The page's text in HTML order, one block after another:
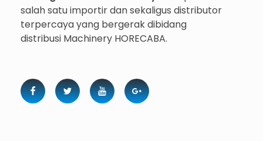
salah satu importir dan sekaligus distributor
terpercaya yang bergerak dibidang
distribusi Machinery HORECABA.